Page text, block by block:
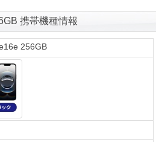
携帯機種情報
256GB